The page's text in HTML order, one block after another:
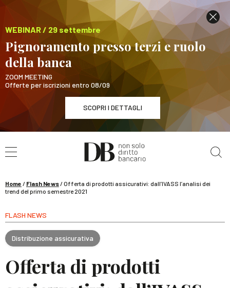
WEBINAR / 29 settembre
Pignoramento presso terzi e ruolo
della banca
ZOOM MEETING
Offerte per iscrizioni entro 08/09
SCOPRI I DETTAGLI
WEBINAR / 29 settembre
Pignoramento presso terzi e ruolo della banca
Home / Flash News/Offerta di prodotti assicurativi: dall’IVASS l’analisi dei
trend del primo semestre 2021
FLASH NEWS
Distribuzione assicurativa
Offerta di prodotti